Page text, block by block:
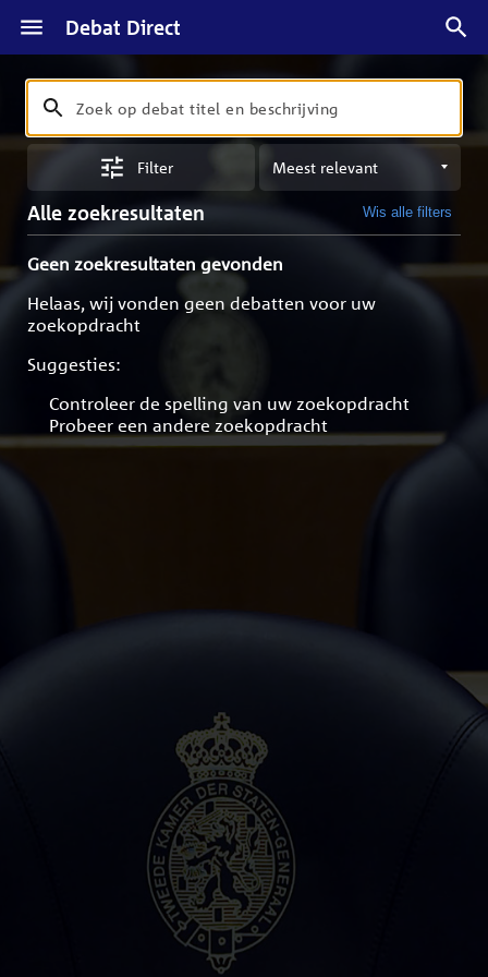
Debat Direct
Zoeken
Zoek
op
en
beschrijving
Filter
Sorteren
op
meest
Alle zoekresultaten Wis alle filters
Geen zoekresultaten gevonden
Helaas, wij vonden geen debatten voor uw
zoekopdracht
Suggesties:
Controleer de spelling van uw zoekopdracht
Probeer een andere zoekopdracht